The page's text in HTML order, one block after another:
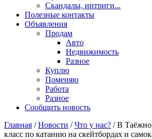
Скандалы, интриги...
Полезные контакты
Объявления
Продам
Авто
Недвижимость
Разное
Куплю
Поменяю
Работа
Разное
Сообщить новость
Главная /Новости /Что у нас? /В
класс по катанию на скейтбордах и